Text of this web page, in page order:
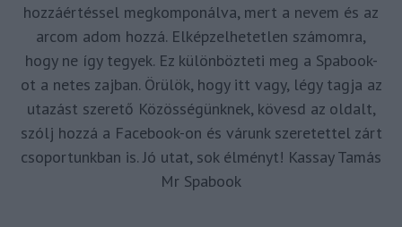
hozzáértéssel megkomponálva, mert a nevem és az
arcom adom hozzá. Elképzelhetetlen számomra,
hogy ne így tegyek. Ez különbözteti meg a Spabook-
ot a netes zajban. Örülök, hogy itt vagy, légy tagja az
utazást szerető Közösségünknek, kövesd az oldalt,
szólj hozzá a Facebook-on és várunk szeretettel zárt
csoportunkban is. Jó utat, sok élményt! Kassay Tamás
Mr Spabook